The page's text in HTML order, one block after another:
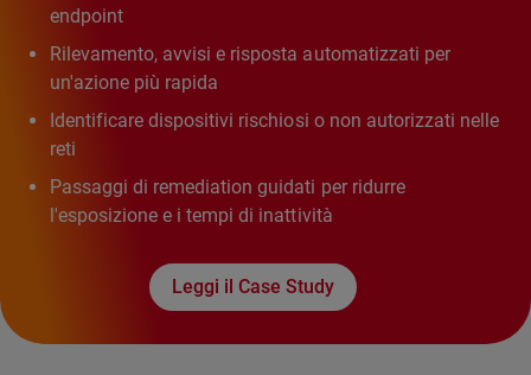
endpoint
Rilevamento, avvisi e risposta automatizzati per
un'azione più rapida
Identificare dispositivi rischiosi o non autorizzati nelle
reti
Passaggi di remediation guidati per ridurre
l'esposizione e i tempi di inattività
Leggi il Case Study